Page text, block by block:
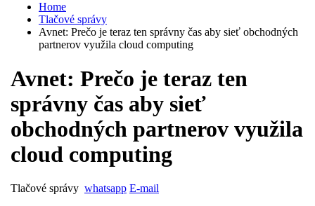
Home
Tlačové správy
Avnet: Prečo je teraz ten správny čas aby sieť obchodných
partnerov využila cloud computing
Avnet: Prečo je teraz ten
správny čas aby sieť
obchodných partnerov využila
cloud computing
Tlačové správy whatsapp E-mail